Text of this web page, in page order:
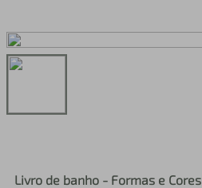
Livro de banho - Formas e Cores
2º cafeteira